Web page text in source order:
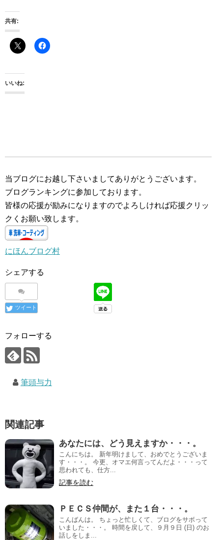
共有:
いいね:
当ブログにお越し下さいましてありがとうございます。
ブログランキングに参加しております。
皆様の応援が励みになりますのでよろしければ応援クリッ
クくお願い致します。
にほんブログ村
シェアする
ツイート
フォローする
筆頭与力
関連記事
あなたには、どう見えますか・・・。
こんにちは。 新年明けまして、おめでとうございま
す・・・。 今更、オマエ何言ってんだよ・・・って
思われても、仕方...
記事を読む
ＰＥＣＳ仲間が、また１台・・・。
こんばんは。 ちょっと忙しくて、ブログをサボって
いました・・・。 時間を戻して、９月９日 (日) のお
話しをしま...